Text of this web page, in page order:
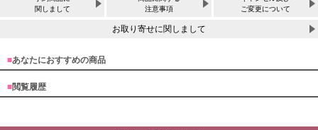
関しまして
注意事項
ご変更について
お取り寄せに関しまして
■あなたにおすすめの商品
■閲覧履歴